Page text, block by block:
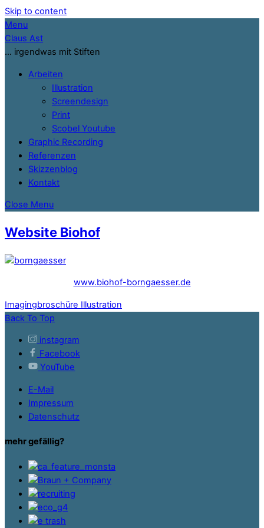
Skip to content
Menu
Claus Ast
… irgendwas mit Stiften
Arbeiten
Illustration
Screendesign
Print
Scobel Youtube
Graphic Recording
Referenzen
Skizzenblog
Kontakt
Close Menu
Website Biohof
www.biohof-borngaesser.de
Imagingbroschüre Illustration
Back To Top
instagram
Facebook
YouTube
E-Mail
Impressum
Datenschutz
mehr gefällig?